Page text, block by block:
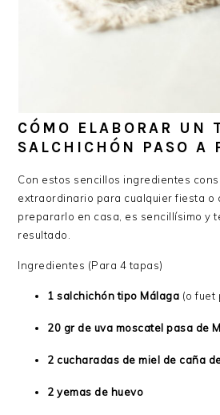
CÓMO ELABORAR UN
SALCHICHÓN PASO A
Con estos sencillos ingredientes
extraordinario para cualquier fiesta o
prepararlo en casa, es sencillísimo y
resultado.
Ingredientes (Para 4 tapas)
1 salchichón tipo Málaga (o fuet
20 gr de uva moscatel pasa de
2 cucharadas de miel de caña
2 yemas de huevo